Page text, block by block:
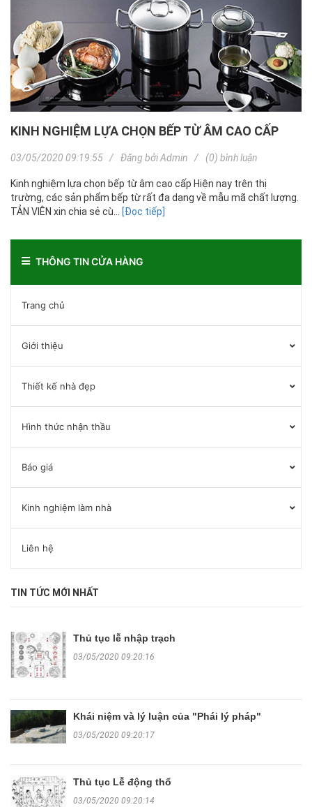
THÔNG TIN CỬA HÀNG
Trang chủ
Giới thiệu
Thiết kế nhà đẹp
Hình thức nhận thầu
Báo giá
Kinh nghiệm làm nhà
Liên hệ
TIN TỨC MỚI NHẤT
Thủ tục lễ nhập trạch
03/05/2020 09:20:16
Khái niệm và lý luận của "Phái lý pháp"
03/05/2020 09:20:17
Thủ tục Lễ động thổ
03/05/2020 09:20:14
KINH NGHIỆM LỰA CHỌN BẾP TỪ ÂM CAO CẤP
03/05/2020 09:19:55 Đăng bởiAdmin (0) bình luận
Kinh nghiệm lựa chọn bếp từ âm cao cấp Hiện nay trên thị
trường, các sản phẩm bếp từ rất đa dạng về mẫu mã chất lượng.
TẢN VIÊN xin chia sẻ cù...
[Đọc tiếp]